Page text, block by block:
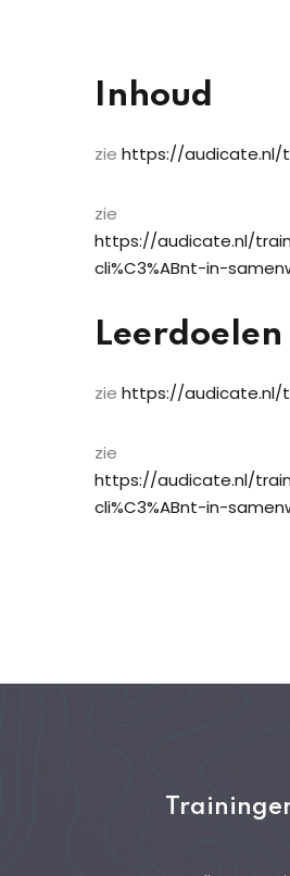
Inhoud
zie https://audicate.nl/
zie
https://audicate.nl/
cli%C3%ABnt-in-
Leerdoelen
zie https://audicate.nl/
zie
https://audicate.nl/
cli%C3%ABnt-in-